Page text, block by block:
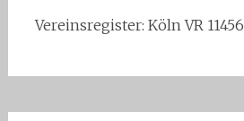
Vereinsregister: Köln VR 11456